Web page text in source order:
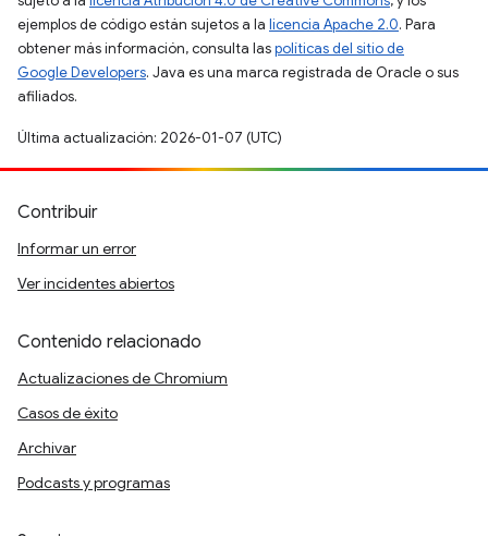
ejemplos de código están sujetos a la licencia Apache 2.0. Para
obtener más información, consulta laspolíticas del sitio de
Google Developers. Java es una marca registrada de Oracle o sus
afiliados.
Última actualización: 2026-01-07 (UTC)
Contribuir
Informar un error
Ver incidentes abiertos
Contenido relacionado
Actualizaciones de Chromium
Casos de éxito
Archivar
Podcasts y programas